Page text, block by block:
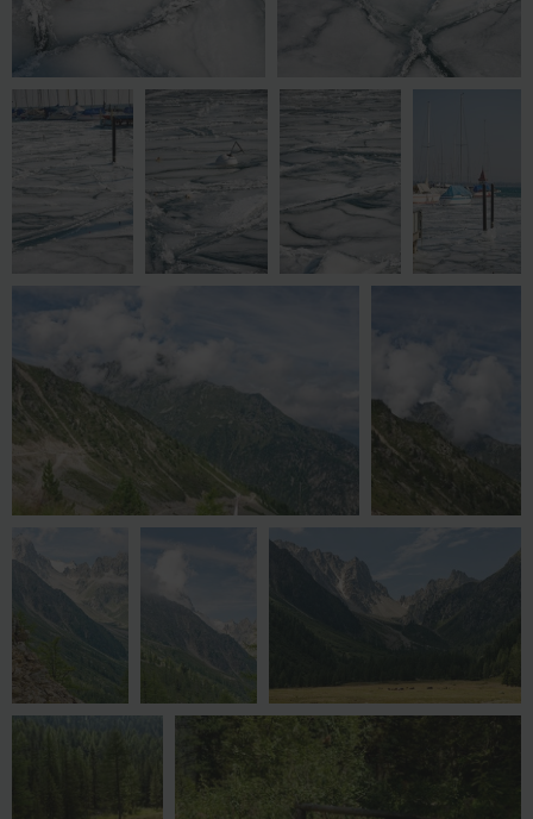
AXC 2163 OK AXC 2165 OK
AXC 2166 OK AXC 2171 OK AXC 2173 OK
AXC3887 OK AXC3889 OK
AXC3897 OK AXC3901 OK AXC3912 OK